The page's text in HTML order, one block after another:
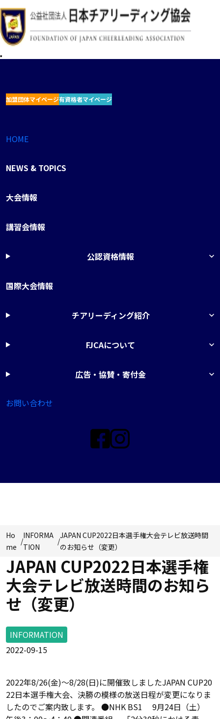
加盟団体マイページ有資格者マイページ
HOME
NEWS & TOPICS
大会情報
講習会情報
公認資格情報
国際大会情報
チアリーディング紹介
FJCAについて
広告・協賛・寄付金
お問い合わせ
Ho
me
/
INFORMA
TION
/
JAPAN CUP2022日本選手権大会テレビ放送時間
のお知らせ（変更）
JAPAN CUP2022日本選手権
大会テレビ放送時間のお知ら
せ（変更）
INFORMATION
2022-09-15
2022年8/26(金)～8/28(日)に開催致しましたJAPAN CUP20
22日本選手権大会、決勝の模様の放送日程が変更になりま
したのでご案内致します。 ●NHK BS1 9月24日（土）